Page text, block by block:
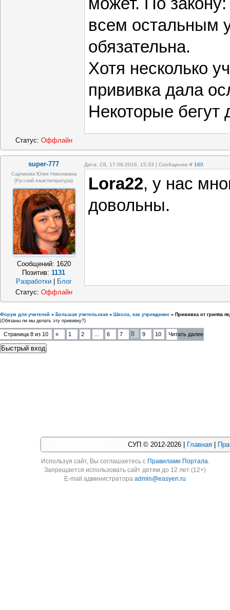
всем остальным
обязательна.
Хотя несколько
прививка дала
Некоторые бегут
Статус: Оффлайн
super-777 Дата: Сб, 17.09.2016, 15:33 | Сообщение # 160
Садчикова Юлия Николаевна
(русский язык/литература)
Сообщений: 1620
Позитив:1131
Разработки
Блог
Lora22, у нас
довольны.
Статус: Оффлайн
Форум для учителей » Большая учительская » Школа, как учреждение » Прививка от гриппа
(Обязаны ли мы делать эту прививку?)
Страница 8 из 10 « 1 2 6 7 8 9 10 Читать далее
СУП © 2012-2026 | Главная
Используя cайт, Вы соглашаетесь с Правилами Портала.
Запрещается использовать сайт детям до 12 лет (12+)
E-mail администратораadmin@easyen.ru